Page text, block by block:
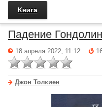
Книга
Падение
18 апреля 2022, 11:12
Джон Толкиен